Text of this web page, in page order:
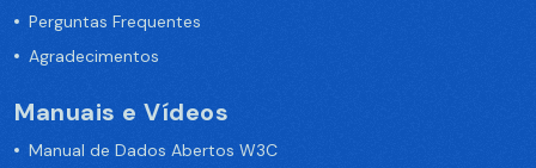
Perguntas Frequentes
Agradecimentos
Manuais e Vídeos
Manual de Dados Abertos W3C